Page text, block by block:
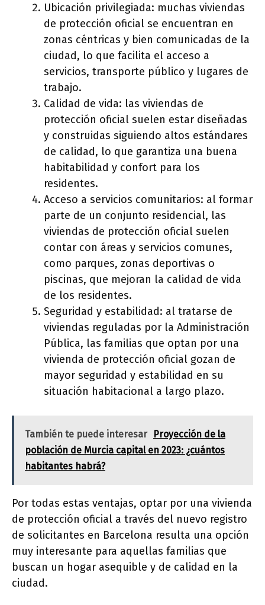
Ubicación privilegiada: muchas viviendas
de protección oficial se encuentran en
zonas céntricas y bien comunicadas de la
ciudad, lo que facilita el acceso a
servicios, transporte público y lugares de
trabajo.
Calidad de vida: las viviendas de
protección oficial suelen estar diseñadas
y construidas siguiendo altos estándares
de calidad, lo que garantiza una buena
habitabilidad y confort para los
residentes.
Acceso a servicios comunitarios: al formar
parte de un conjunto residencial, las
viviendas de protección oficial suelen
contar con áreas y servicios comunes,
como parques, zonas deportivas o
piscinas, que mejoran la calidad de vida
de los residentes.
Seguridad y estabilidad: al tratarse de
viviendas reguladas por la Administración
Pública, las familias que optan por una
vivienda de protección oficial gozan de
mayor seguridad y estabilidad en su
situación habitacional a largo plazo.
También te puede interesar
Proyección de la
población de Murcia capital en 2023: ¿cuántos
habitantes habrá?
Por todas estas ventajas, optar por una vivienda
de protección oficial a través del nuevo registro
de solicitantes en Barcelona resulta una opción
muy interesante para aquellas familias que
buscan un hogar asequible y de calidad en la
ciudad.